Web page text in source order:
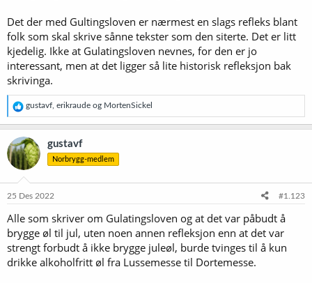
Det der med Gultingsloven er nærmest en slags refleks blant
folk som skal skrive sånne tekster som den siterte. Det er litt
kjedelig. Ikke at Gulatingsloven nevnes, for den er jo
interessant, men at det ligger så lite historisk refleksjon bak
skrivinga.
R
e
a
k
s
j
o
e
gustavf erikraude og MortenSickel
gustavf
Norbrygg-medlem
25 Des 2022 #1.123
Alle som skriver om Gulatingsloven og at det var påbudt å
brygge øl til jul, uten noen annen refleksjon enn at det var
strengt forbudt å ikke brygge juleøl, burde tvinges til å kun
drikke alkoholfritt øl fra Lussemesse til Dortemesse.